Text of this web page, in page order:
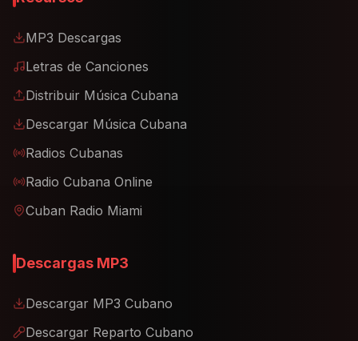
MP3 Descargas
Letras de Canciones
Distribuir Música Cubana
Descargar Música Cubana
Radios Cubanas
Radio Cubana Online
Cuban Radio Miami
Descargas MP3
Descargar MP3 Cubano
Descargar Reparto Cubano